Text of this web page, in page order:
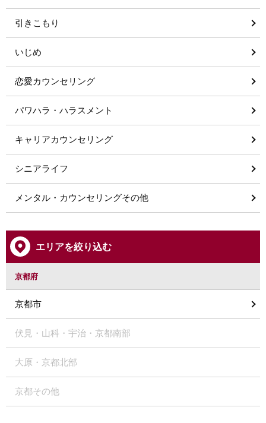
引きこもり
いじめ
恋愛カウンセリング
パワハラ・ハラスメント
キャリアカウンセリング
シニアライフ
メンタル・カウンセリングその他
エリアを絞り込む
京都府
京都市
伏見・山科・宇治・京都南部
大原・京都北部
京都その他